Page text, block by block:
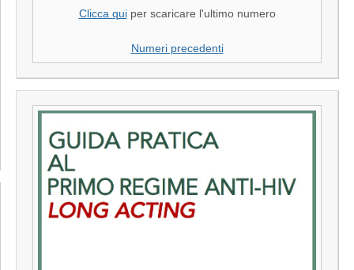
Clicca quiper scaricare l'ultimo numero
Numeri precedenti